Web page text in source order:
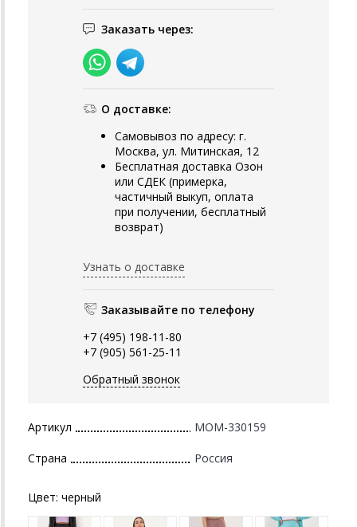
Заказать через:
О доставке:
Самовывоз по адресу: г.
Москва, ул. Митинская, 12
Бесплатная доставка Озон
или СДЕК (примерка,
частичный выкуп, оплата
при получении, бесплатный
возврат)
Узнать о доставке
Заказывайте по телефону
+7 (495) 198-11-80
+7 (905) 561-25-11
Обратный звонок
Артикул MOM-330159
Страна Россия
Цвет: черный